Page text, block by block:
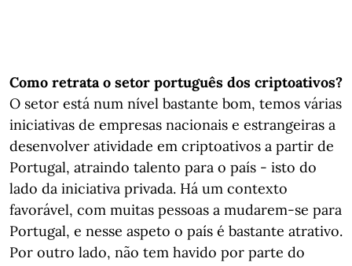
Como retrata o setor português dos criptoativos?
O setor está num nível bastante bom, temos várias
iniciativas de empresas nacionais e estrangeiras a
desenvolver atividade em criptoativos a partir de
Portugal, atraindo talento para o país - isto do
lado da iniciativa privada. Há um contexto
favorável, com muitas pessoas a mudarem-se para
Portugal, e nesse aspeto o país é bastante atrativo.
Por outro lado, não tem havido por parte do